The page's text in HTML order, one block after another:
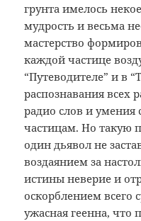
грунта имелось
мудрость и весьма
мастерство
каждой частице
“Путеводителе” и в
распознавания всех
радио слов и
частицам. Но такую
один дьявол не
воздаянием за
истины неверие и
оскорблением всего
ужасная геенна, что